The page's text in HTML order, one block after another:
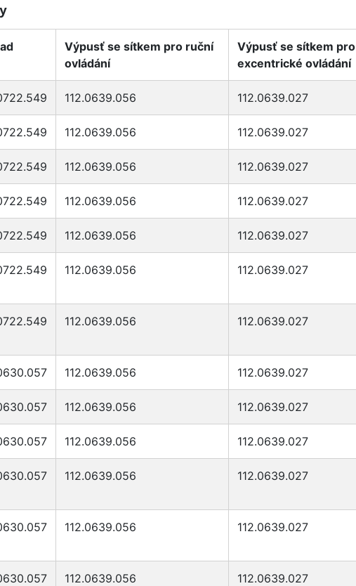
Výpusť se sítkem pro ruční
ovládání
Výpusť se sítkem pro
excentrické ovládání
112.0639.056 112.0639.027
112.0639.056 112.0639.027
112.0639.056 112.0639.027
112.0639.056 112.0639.027
112.0639.056 112.0639.027
112.0639.056 112.0639.027
112.0639.056 112.0639.027
112.0639.056 112.0639.027
112.0639.056 112.0639.027
112.0639.056 112.0639.027
112.0639.056 112.0639.027
112.0639.056 112.0639.027
112.0639.056 112.0639.027